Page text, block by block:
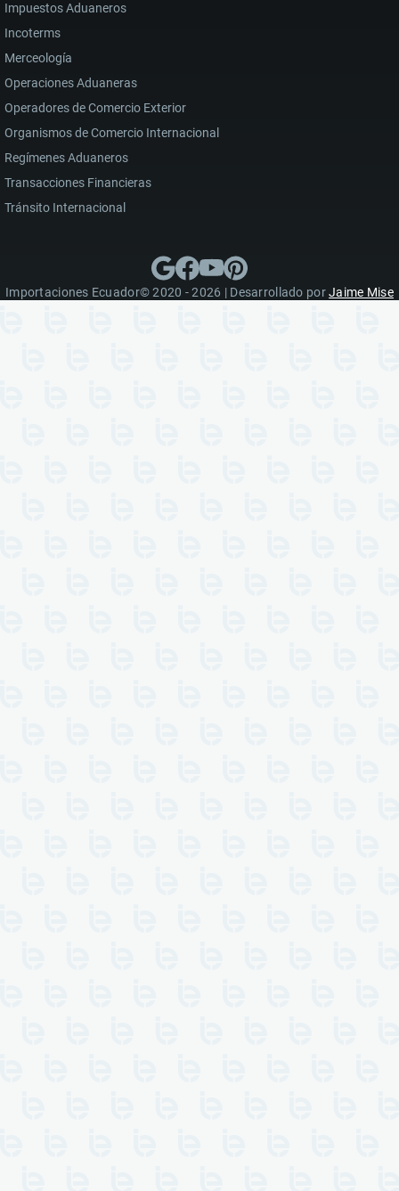
Impuestos Aduaneros
Incoterms
Merceología
Operaciones Aduaneras
Operadores de Comercio Exterior
Organismos de Comercio Internacional
Regímenes Aduaneros
Transacciones Financieras
Tránsito Internacional
Importaciones Ecuador© 2020 - 2026 | Desarrollado porJaime Mise